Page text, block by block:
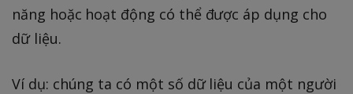
năng hoặc hoạt động có thể được áp dụng cho
dữ liệu.
Ví dụ: chúng ta có một số dữ liệu của một người